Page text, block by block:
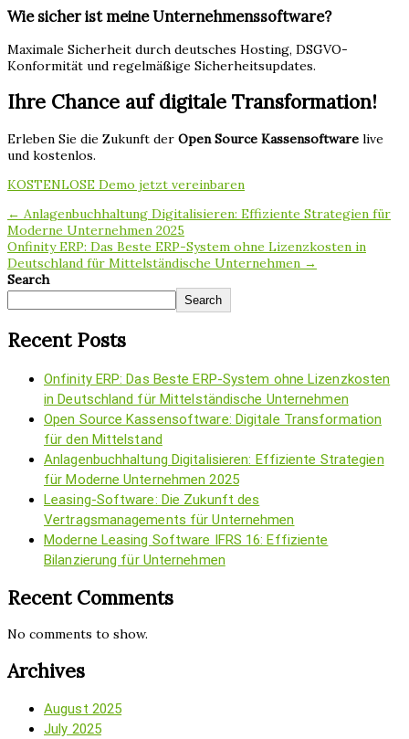
Wie sicher ist meine Unternehmenssoftware?
Maximale Sicherheit durch deutsches Hosting, DSGVO-
Konformität und regelmäßige Sicherheitsupdates.
Ihre Chance auf digitale Transformation!
Erleben Sie die Zukunft der Open Source Kassensoftware live
und kostenlos.
KOSTENLOSE Demo jetzt vereinbaren
← Anlagenbuchhaltung Digitalisieren: Effiziente Strategien für
Moderne Unternehmen 2025
Onfinity ERP: Das Beste ERP-System ohne Lizenzkosten in
Deutschland für Mittelständische Unternehmen →
Search
Search
Recent Posts
Onfinity ERP: Das Beste ERP-System ohne Lizenzkosten
in Deutschland für Mittelständische Unternehmen
Open Source Kassensoftware: Digitale Transformation
für den Mittelstand
Anlagenbuchhaltung Digitalisieren: Effiziente Strategien
für Moderne Unternehmen 2025
Leasing-Software: Die Zukunft des
Vertragsmanagements für Unternehmen
Moderne Leasing Software IFRS 16: Effiziente
Bilanzierung für Unternehmen
Recent Comments
No comments to show.
Archives
August 2025
July 2025